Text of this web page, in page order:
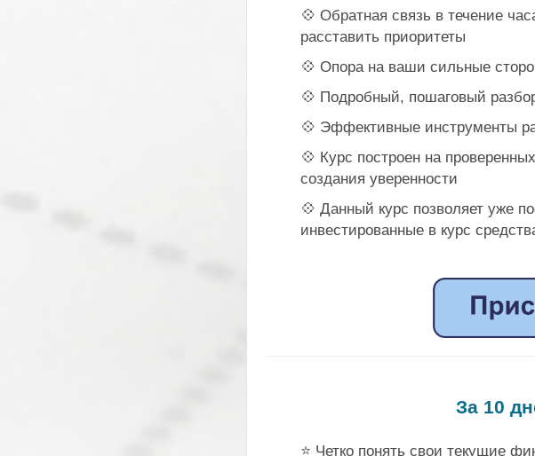
💠 Обратная связь в течение
расставить приоритеты
💠 Опора на ваши сильные
💠 Подробный, пошаговый
💠 Эффективные инструменты
💠 Курс построен на
создания уверенности
💠 Данный курс позволяет уже
инвестированные в курс
За 10
⭐ Четко понять свои текущие